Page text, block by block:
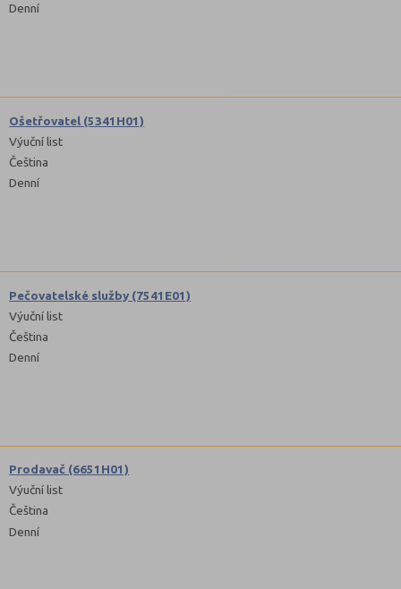
Denní
Ošetřovatel (5341H01)
Výuční list
Čeština
Denní
Pečovatelské služby (7541E01)
Výuční list
Čeština
Denní
Prodavač (6651H01)
Výuční list
Čeština
Denní